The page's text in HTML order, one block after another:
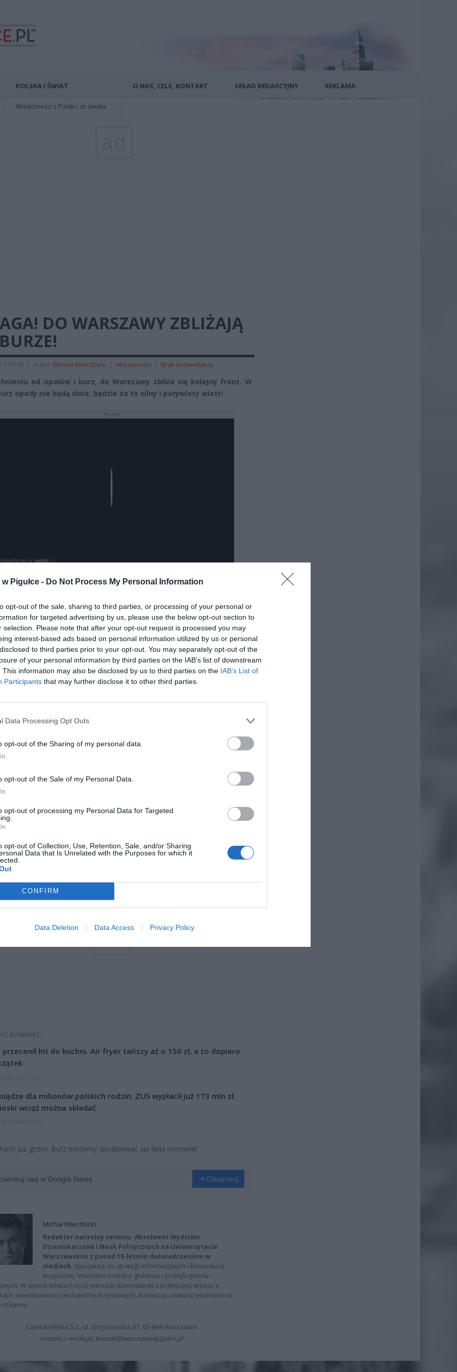
Pigułce - Do Not Process My Personal Information
opt-out of the sale, sharing to third parties, or processing of your personal or
for targeted advertising by us, please use the below opt-out section to
selection. Please note that after your opt-out request is processed you may
interest-based ads based on personal information utilized by us or personal
to third parties prior to your opt-out. You may separately opt-out of the
of your personal information by third parties on the IAB’s list of downstream
This information may also be disclosed by us to third parties on the IAB’s List of
Participants that may further disclose it to other third parties.
Data Processing Opt Outs
opt-out of the Sharing of my personal data.
opt-out of the Sale of my Personal Data.
opt-out of processing my Personal Data for Targeted
opt-out of Collection, Use, Retention, Sale, and/or Sharing
Data that Is Unrelated with the Purposes for which it
CONFIRM
Data Deletion Data Access Privacy Policy
POLSKA I ŚWIAT
Wiadomości z Polski i ze świata
O NAS, CELE, KONTAKT SKŁAD REDAKCYJNY REKLAMA
DO WARSZAWY ZBLIŻAJĄ
19:48 | Autor: Michał Wierzbicki | Aktualności | Brak komentarzy
od upałów i burz, do Warszawy zbliża się kolejny front. W
opady nie będą duże, będzie za to silny i porywisty wiatr!
nas do preferowanych źródeł w Google Dodaj
burz opady do 10-25mm, grad do 2cm i silny wiatr do 70-80km/h. Wiatr
będzie się wahać”– informuje Pogoda w stolicy, jak i w okolicy.
RÓWNIEŻ:
przecenił hit do kuchni. Air fryer tańszy aż o 150 zł, a to dopiero
dla milionów polskich rodzin. ZUS wypłacił już 173 mln zł.
wciąż można składać
już grzmi. Burz możemy spodziewać się lada moment!
nas w Google News Obserwuj
Michał Wierzbicki
Redaktor naczelny serwisu. Absolwent Wydziału
Dziennikarstwa i Nauk Politycznych na Uniwersytecie
Warszawskim z ponad 15-letnim doświadczeniem w
mediach. Specjalista ds. strategii informacyjnych i komunikacji
kryzysowej. Wieloletni inwestor giełdowy i praktyk rynków
W swoich tekstach łączy warsztat dziennikarski z praktyczną wiedzą o
inwestowaniu i mechanizmach rynkowych, tłumacząc zawiłości ekonomii na
Capital Media S.C. ul. Grzybowska 87, 00-844 Warszawa
Kontakt z redakcją: Kontakt@warszawawpigulce.pl